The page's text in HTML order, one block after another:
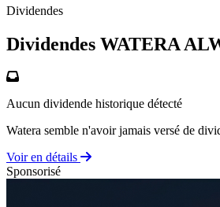
Dividendes
Dividendes WATERA
Aucun dividende historique détecté
Watera semble n'avoir jamais versé de
Voir en détails
Sponsorisé